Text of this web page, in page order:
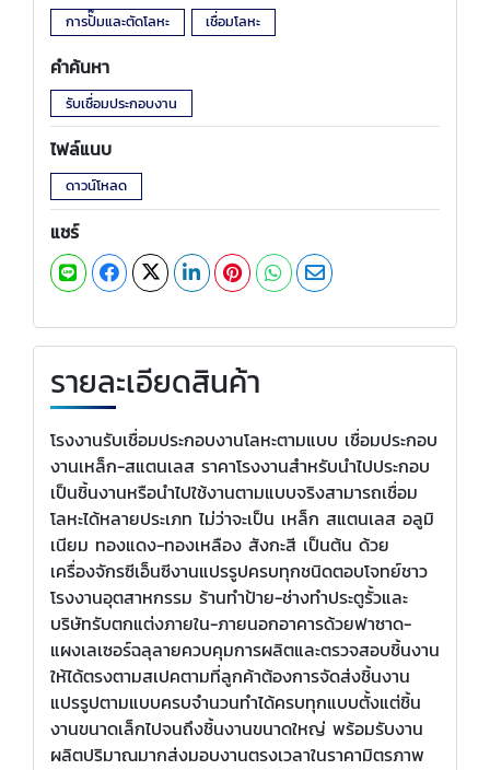
การปั๊มและตัดโลหะ เชื่อมโลหะ
คำค้นหา
รับเชื่อมประกอบงาน
ไฟล์แนบ
ดาวน์โหลด
แชร์
รายละเอียดสินค้า
โรงงานรับเชื่อมประกอบงานโลหะตามแบบ เชื่อมประกอบ
งานเหล็ก-สแตนเลส ราคาโรงงานสำหรับนำไปประกอบ
เป็นชิ้นงานหรือนำไปใช้งานตามแบบจริงสามารถเชื่อม
โลหะได้หลายประเภท ไม่ว่าจะเป็น เหล็ก สแตนเลส อลูมิ
เนียม ทองแดง-ทองเหลือง สังกะสี เป็นต้น ด้วย
เครื่องจักรซีเอ็นซีงานแปรรูปครบทุกชนิดตอบโจทย์ชาว
โรงงานอุตสาหกรรม ร้านทำป้าย-ช่างทำประตูรั้วและ
บริษัทรับตกแต่งภายใน-ภายนอกอาคารด้วยฟาซาด-
แผงเลเซอร์ฉลุลายควบคุมการผลิตและตรวจสอบชิ้นงาน
ให้ได้ตรงตามสเปคตามที่ลูกค้าต้องการจัดส่งชิ้นงาน
แปรรูปตามแบบครบจำนวนทำได้ครบทุกแบบตั้งแต่ชิ้น
งานขนาดเล็กไปจนถึงชิ้นงานขนาดใหญ่ พร้อมรับงาน
ผลิตปริมาณมากส่งมอบงานตรงเวลาในราคามิตรภาพ